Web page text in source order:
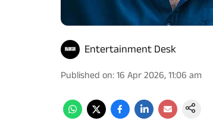
Entertainment Desk
Published on:16 Apr 2026, 11:06 am